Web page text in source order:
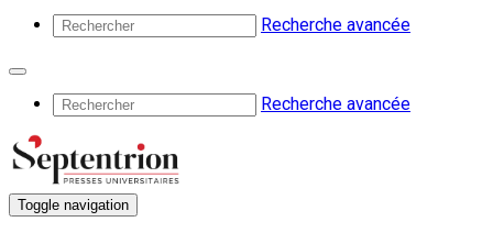
Recherche avancée
Recherche avancée
Toggle navigation